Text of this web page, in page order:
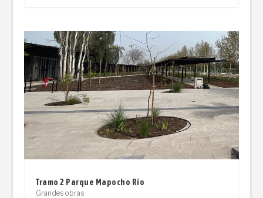
Tramo 2 Parque Mapocho Río
Grandes obras